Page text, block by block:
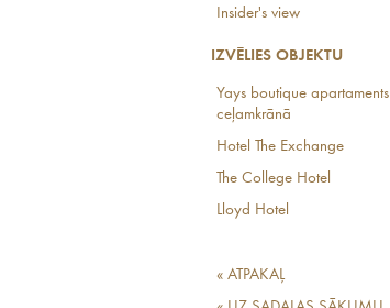
Insider's view
IZVĒLIES OBJEKTU
Yays boutique apartaments
ceļamkrānā
Hotel The Exchange
The College Hotel
Lloyd Hotel
« ATPAKAĻ